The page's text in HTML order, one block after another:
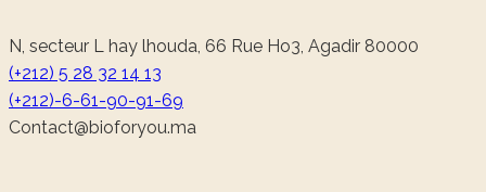
N, secteur L hay lhouda, 66 Rue Ho3, Agadir 80000
(+212) 5 28 32 14 13
(+212)-6-61-90-91-69
am.uoyrofoib
@tcatnoC